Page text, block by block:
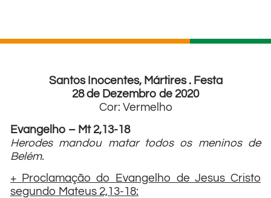
Santos Inocentes, Mártires . Festa
28 de Dezembro de 2020
Cor: Vermelho
Evangelho – Mt 2,13-18
Herodes mandou matar todos os meninos de
Belém.
+ Proclamação do Evangelho de Jesus Cristo
segundo Mateus 2,13-18: